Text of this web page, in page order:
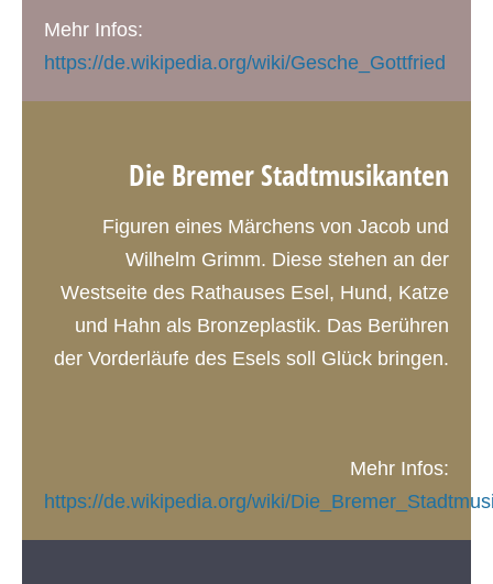
Mehr Infos:
https://de.wikipedia.org/wiki/Gesche_Gottfried
Die Bremer Stadtmusikanten
Figuren eines Märchens von Jacob und
Wilhelm Grimm. Diese stehen an der
Westseite des Rathauses Esel, Hund, Katze
und Hahn als Bronzeplastik. Das Berühren
der Vorderläufe des Esels soll Glück bringen.
Mehr Infos:
https://de.wikipedia.org/wiki/